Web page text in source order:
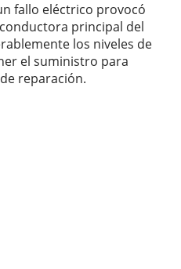
fallo eléctrico provocó
principal del
los niveles de
el suministro para
reparación.